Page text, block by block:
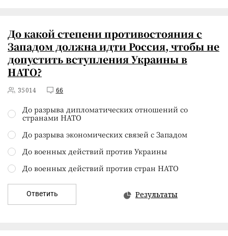
До какой степени противостояния с
Западом должна идти Россия, чтобы не
допустить вступления Украины в
НАТО?
35014 66
До разрыва дипломатических отношений со
странами НАТО
До разрыва экономических связей с Западом
До военных действий против Украины
До военных действий против стран НАТО
Ответить Результаты